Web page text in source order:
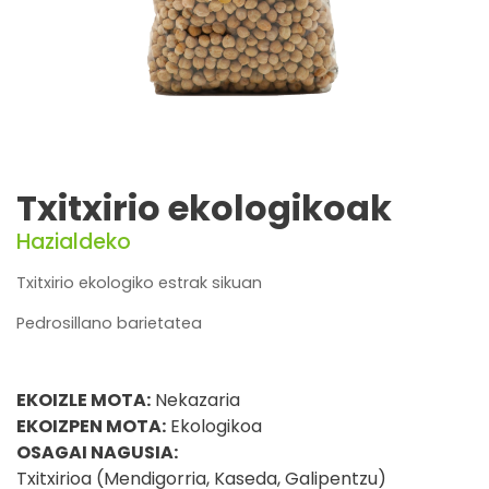
Txitxirio ekologikoak
Hazialdeko
Txitxirio ekologiko estrak sikuan
Pedrosillano barietatea
EKOIZLE MOTA: Nekazaria
EKOIZPEN MOTA: Ekologikoa
OSAGAI NAGUSIA:
Txitxirioa (Mendigorria, Kaseda, Galipentzu)